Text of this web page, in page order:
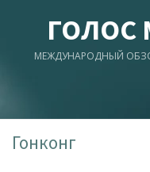
ГОЛОС
МЕЖДУНАРОДНЫЙ
Гонконг